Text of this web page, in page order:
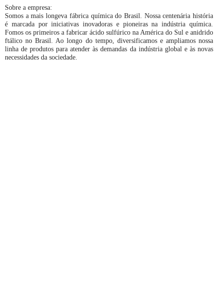
Sobre a empresa:
Somos a mais longeva fábrica química do Brasil. Nossa centenária história
é marcada por iniciativas inovadoras e pioneiras na indústria química.
Fomos os primeiros a fabricar ácido sulfúrico na América do Sul e anidrido
ftálico no Brasil. Ao longo do tempo, diversificamos e ampliamos nossa
linha de produtos para atender às demandas da indústria global e às novas
necessidades da sociedade.